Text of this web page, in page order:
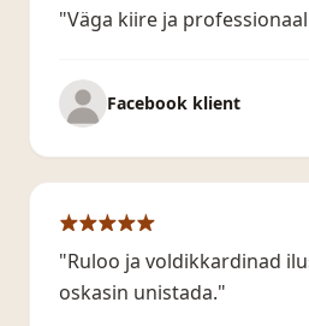
"Väga kiire ja
Facebook klient
"Ruloo ja voldikkardinad
oskasin unistada."